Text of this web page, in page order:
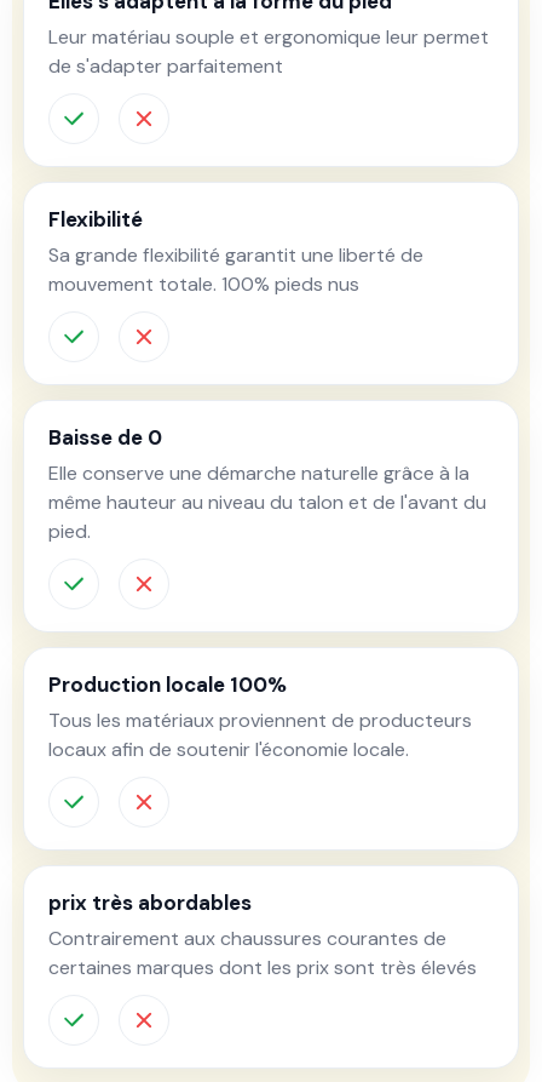
Leur matériau souple et ergonomique leur permet
de s'adapter parfaitement
Flexibilité
Sa grande flexibilité garantit une liberté de
mouvement totale. 100% pieds nus
Baisse de 0
Elle conserve une démarche naturelle grâce à la
même hauteur au niveau du talon et de l'avant du
pied.
Production locale 100%
Tous les matériaux proviennent de producteurs
locaux afin de soutenir l'économie locale.
prix très abordables
Contrairement aux chaussures courantes de
certaines marques dont les prix sont très élevés